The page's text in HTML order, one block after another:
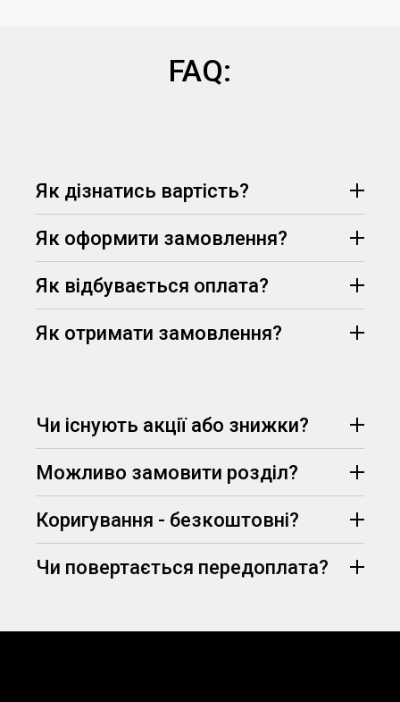
FAQ:
Як дізнатись вартість?
запит, узгодить всі деталі замовлення та
призначить його вартість.
Як оформити замовлення?
Як відбувається оплата?
Як отримати замовлення?
75% вартості
Чи існують акції або знижки?
(визначаються
менеджером, залежно від вимог та дедлайну
здачі)
Можливо замовити розділ?
Коригування - безкоштовні?
Чи повертається передоплата?